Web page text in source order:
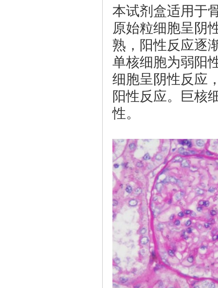
本试剂盒适用于
原始粒细胞呈阴
熟，阳性反应逐
单核细胞为弱阳
细胞呈阴性反应
阳性反应。巨核
性。